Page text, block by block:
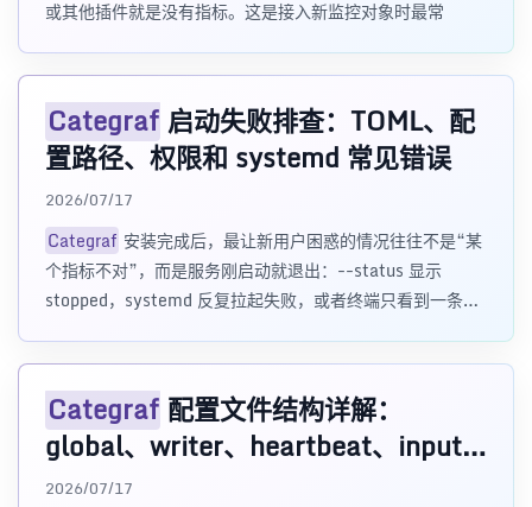
或其他插件就是没有指标。这是接入新监控对象时最常
Categraf 启动失败排查：TOML、配
置路径、权限和 systemd 常见错误
2026/07/17
Categraf 安装完成后，最让新用户困惑的情况往往不是“某
个指标不对”，而是服务刚启动就退出：--status 显示
stopped，systemd 反复拉起失败，或者终端只看到一条很
Categraf 配置文件结构详解：
global、writer、heartbeat、inputs
与四类 Agent
2026/07/17